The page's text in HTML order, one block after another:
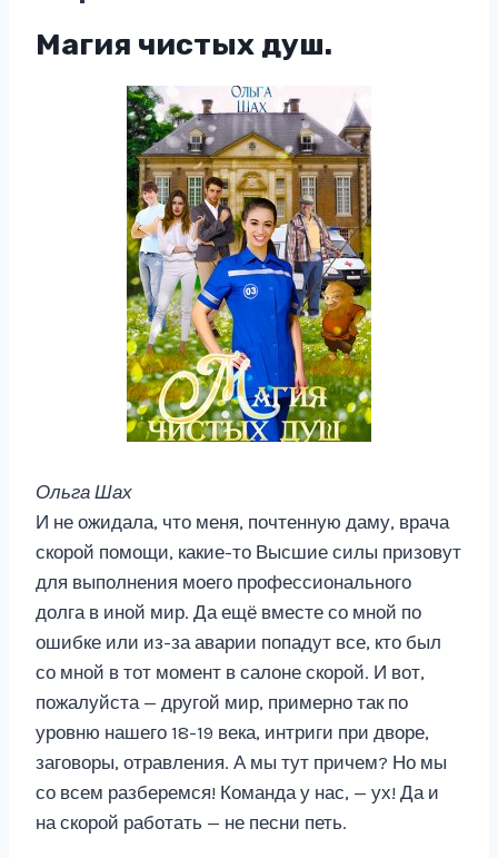
Магия чистых душ.
Ольга Шах
И не ожидала, что меня, почтенную даму, врача
скорой помощи, какие-то Высшие силы призовут
для выполнения моего профессионального
долга в иной мир. Да ещё вместе со мной по
ошибке или из-за аварии попадут все, кто был
со мной в тот момент в салоне скорой. И вот,
пожалуйста — другой мир, примерно так по
уровню нашего 18-19 века, интриги при дворе,
заговоры, отравления. А мы тут причем? Но мы
со всем разберемся! Команда у нас, — ух! Да и
на скорой работать — не песни петь.